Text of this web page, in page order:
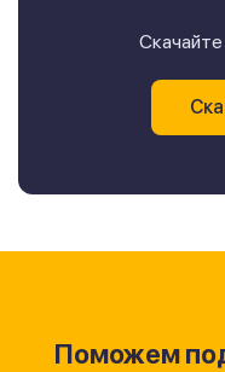
Скачайте
Поможем